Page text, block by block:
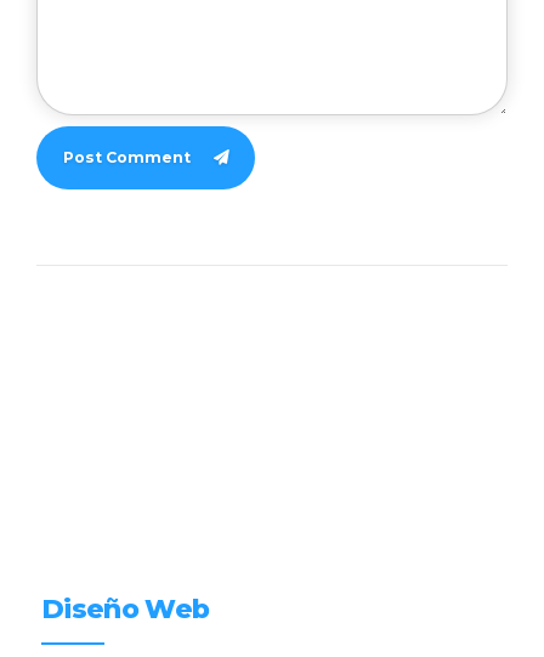
Post Comment
Diseño Web